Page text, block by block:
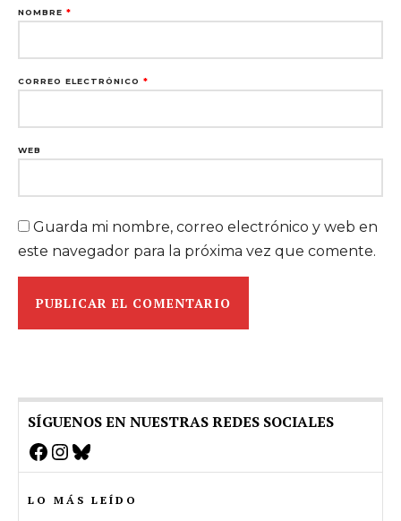
NOMBRE *
CORREO ELECTRÓNICO *
WEB
Guarda mi nombre, correo electrónico y web en
este navegador para la próxima vez que comente.
SÍGUENOS EN NUESTRAS REDES SOCIALES
Facebook
Instagram
Bluesky
LO MÁS LEÍDO